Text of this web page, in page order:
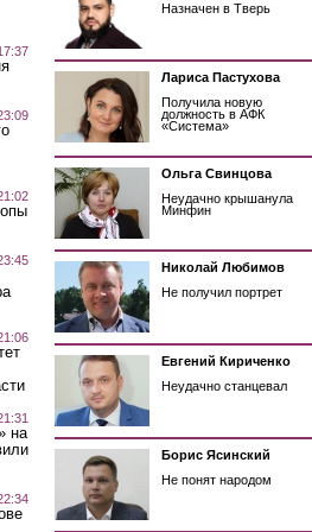
на
Назначен в Тверь
Лариса Пастухова
Получила новую
должность в АФК
«Система»
Ольга Свинцова
Неудачно крышанула
Минфин
Николай Любимов
Не получил портрет
Евгений Кириченко
Неудачно станцевал
Борис Ясинский
Не понят народом